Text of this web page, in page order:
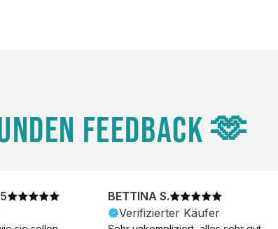
FEEDBACK 🫶
BETTINA S.
Verifizierter Käufer